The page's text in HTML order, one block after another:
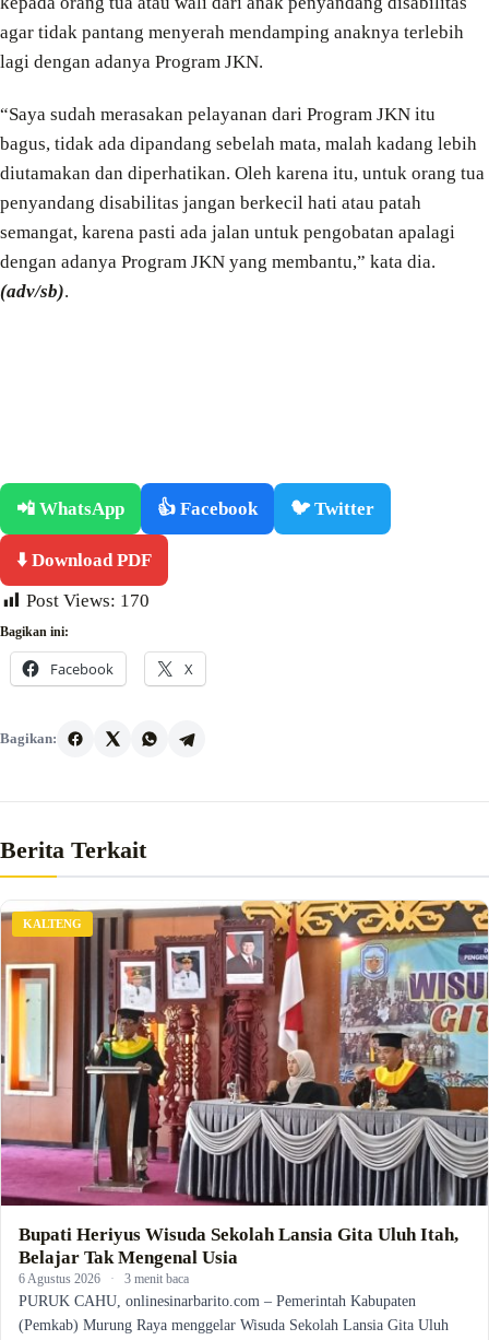
agar tidak pantang menyerah mendamping anaknya terlebih
lagi dengan adanya Program JKN.
“Saya sudah merasakan pelayanan dari Program JKN itu
bagus, tidak ada dipandang sebelah mata, malah kadang lebih
diutamakan dan diperhatikan. Oleh karena itu, untuk orang tua
penyandang disabilitas jangan berkecil hati atau patah
semangat, karena pasti ada jalan untuk pengobatan apalagi
dengan adanya Program JKN yang membantu,” kata dia.
(adv/sb).
📲 WhatsApp 👍 Facebook 🐦 Twitter
⬇️ Download PDF
Post Views: 170
Bagikan ini:
Facebook X
Bagikan:
Berita Terkait
KALTENG
Bupati Heriyus Wisuda Sekolah Lansia Gita Uluh Itah,
Belajar Tak Mengenal Usia
6 Agustus 2026 · 3 menit baca
PURUK CAHU, onlinesinarbarito.com – Pemerintah Kabupaten
(Pemkab) Murung Raya menggelar Wisuda Sekolah Lansia Gita Uluh